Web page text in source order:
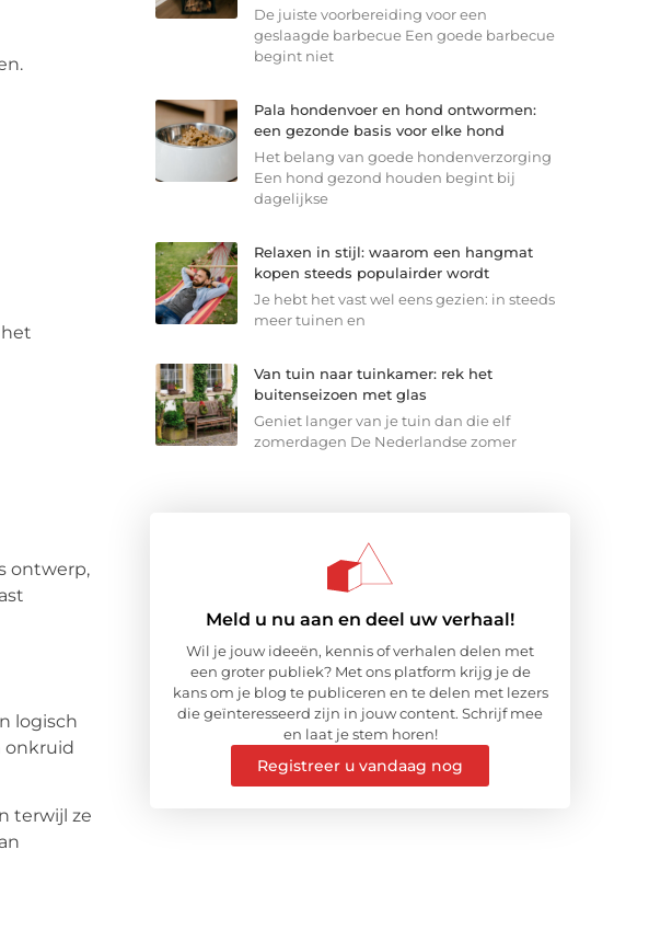
ontwerp,
logisch
onkruid
terwijl ze
De juiste voorbereiding voor een
geslaagde barbecue Een goede barbecue
begint niet
Pala hondenvoer en hond ontwormen:
een gezonde basis voor elke hond
Het belang van goede hondenverzorging
Een hond gezond houden begint bij
dagelijkse
Relaxen in stijl: waarom een hangmat
kopen steeds populairder wordt
Je hebt het vast wel eens gezien: in steeds
meer tuinen en
Van tuin naar tuinkamer: rek het
buitenseizoen met glas
Geniet langer van je tuin dan die elf
zomerdagen De Nederlandse zomer
Meld u nu aan en deel uw verhaal!
Wil je jouw ideeën, kennis of verhalen delen met
een groter publiek? Met ons platform krijg je de
kans om je blog te publiceren en te delen met lezers
die geïnteresseerd zijn in jouw content. Schrijf mee
en laat je stem horen!
Registreer u vandaag nog